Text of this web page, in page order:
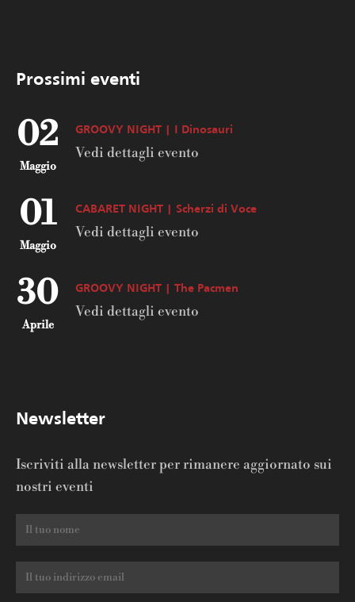
Prossimi eventi
02
Maggio
GROOVY NIGHT | I Dinosauri
Vedi dettagli evento
01
Maggio
CABARET NIGHT | Scherzi di Voce
Vedi dettagli evento
30
Aprile
GROOVY NIGHT | The Pacmen
Vedi dettagli evento
Newsletter
Iscriviti alla newsletter per rimanere aggiornato sui
nostri eventi